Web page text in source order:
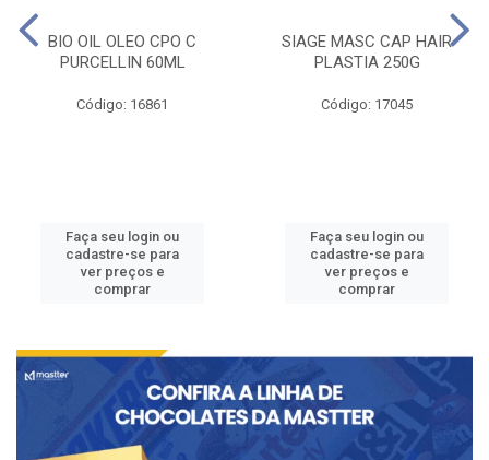
BIO OIL OLEO CPO C
PURCELLIN 60ML
Código: 16861
Faça seu login ou
cadastre-se para
ver preços e
comprar
SIAGE MASC CAP HAIR
PLASTIA 250G
Código: 17045
Faça seu login ou
cadastre-se para
ver preços e
comprar